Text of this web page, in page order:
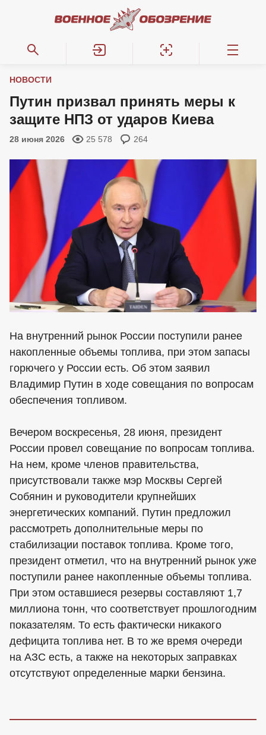
НОВОСТИ
Путин призвал принять меры к
защите НПЗ от ударов Киева
28 июня 2026 25 578 264
На внутренний рынок России поступили ранее
накопленные объемы топлива, при этом запасы
горючего у России есть. Об этом заявил
Владимир Путин в ходе совещания по вопросам
обеспечения топливом.
Вечером воскресенья, 28 июня, президент
России провел совещание по вопросам топлива.
На нем, кроме членов правительства,
присутствовали также мэр Москвы Сергей
Собянин и руководители крупнейших
энергетических компаний. Путин предложил
рассмотреть дополнительные меры по
стабилизации поставок топлива. Кроме того,
президент отметил, что на внутренний рынок уже
поступили ранее накопленные объемы топлива.
При этом оставшиеся резервы составляют 1,7
миллиона тонн, что соответствует прошлогодним
показателям. То есть фактически никакого
дефицита топлива нет. В то же время очереди
на АЗС есть, а также на некоторых заправках
отсутствуют определенные марки бензина.